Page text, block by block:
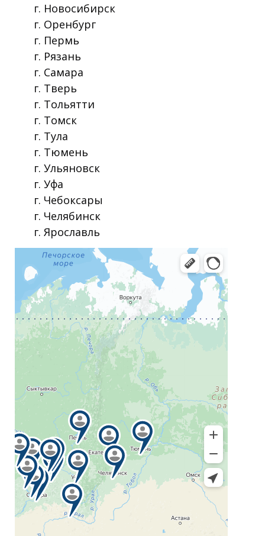
г. Новосибирск
г. Оренбург
г. Пермь
г. Рязань
г. Самара
г. Тверь
г. Тольятти
г. Томск
г. Тула
г. Тюмень
г. Ульяновск
г. Уфа
г. Чебоксары
г. Челябинск
г. Ярославль